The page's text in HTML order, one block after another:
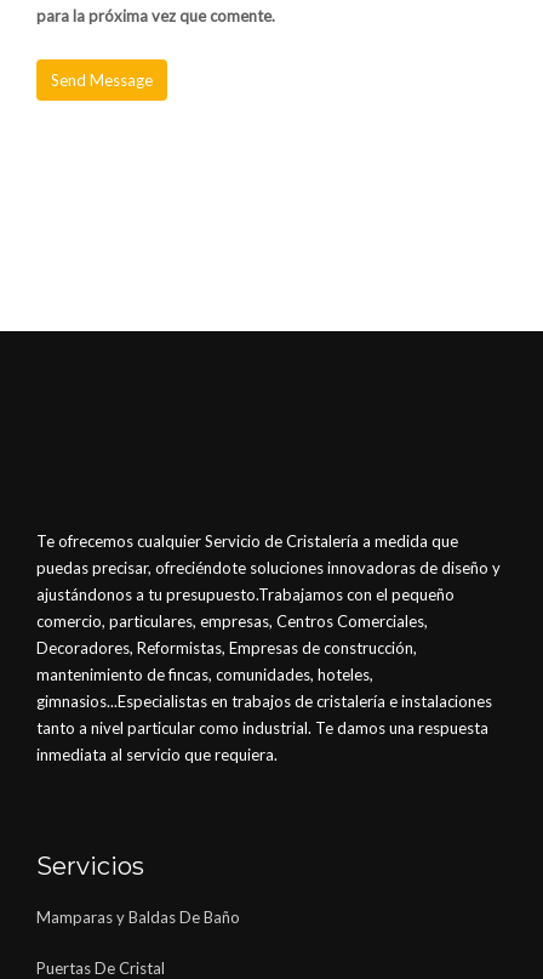
para la próxima vez que comente.
Te ofrecemos cualquier Servicio de Cristalería a medida que
puedas precisar, ofreciéndote soluciones innovadoras de diseño y
ajustándonos a tu presupuesto.Trabajamos con el pequeño
comercio, particulares, empresas, Centros Comerciales,
Decoradores, Reformistas, Empresas de construcción,
mantenimiento de fincas, comunidades, hoteles,
gimnasios...Especialistas en trabajos de cristalería e instalaciones
tanto a nivel particular como industrial. Te damos una respuesta
inmediata al servicio que requiera.
Servicios
Mamparas y Baldas De Baño
Puertas De Cristal